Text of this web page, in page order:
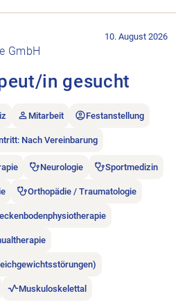
GmbH
in gesucht
10. August 2026
Mitarbeit Festanstellung
Nach Vereinbarung
Neurologie Sportmedizin
Orthopädie / Traumatologie
Muskuloskelettal